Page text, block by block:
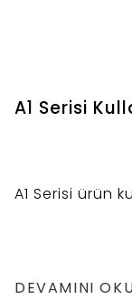
A1 Serisi
A1 Serisi ürün
DEVAMINI